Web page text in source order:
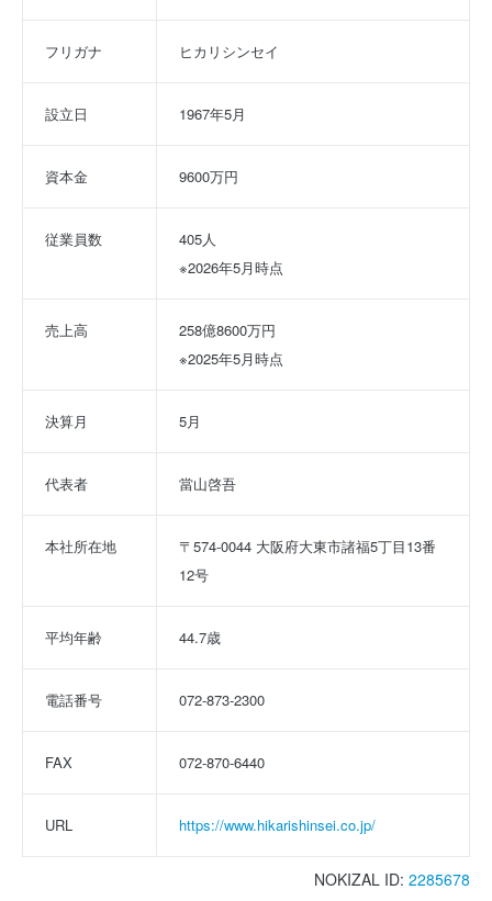
フリガナ ヒカリシンセイ
設立日 1967年5月
資本金 9600万円
従業員数
405人
※2026年5月時点
売上高
258億8600万円
※2025年5月時点
決算月 5月
代表者 當山啓吾
本社所在地
〒574-0044 大阪府大東市諸福5丁目13番
12号
平均年齢 44.7歳
電話番号 072-873-2300
FAX 072-870-6440
URL https://www.hikarishinsei.co.jp/
NOKIZAL ID: 2285678